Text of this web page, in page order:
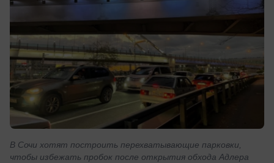
В Сочи хотят построить перехватывающие парковки,
чтобы избежать пробок после открытия обхода Адлера